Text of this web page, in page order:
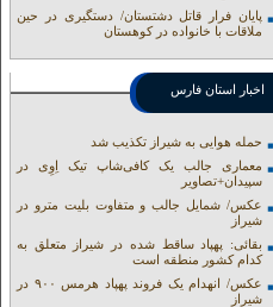
پایان فرار قاتل دشتستان/ دستگیری در حین
ملاقات با خانواده در کوهستان
اخبار استان فارس
حمله هوایی به شیراز تکذیب شد
معماری جالب یک کافی‌شاپ تیک اِوِی در
سپیدان+تصاویر
عکس/ شمایل جالب و متفاوت بلیت مترو در
شیراز
بقائی: پهپاد ساقط شده در شیراز متعلق به
کدام کشور منطقه است
عکس/ انهدام یک فروند پهپاد هرمس ۹۰۰ در
شیراز